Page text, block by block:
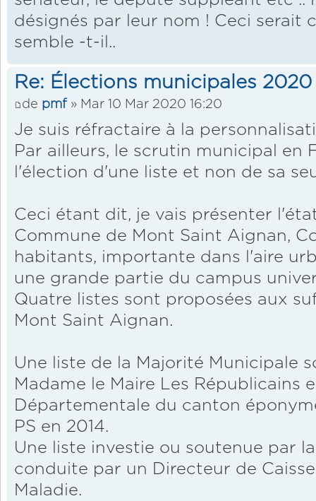
désignés par leur nom ! Ceci serait
semble -t-il..
Re: Élections municipales
de pmf» Mar 10 Mar 2020 16:20
Je suis réfractaire à la
Par ailleurs, le scrutin municipal en
l'élection d'une liste et non de sa
Ceci étant dit, je vais présenter
Commune de Mont Saint Aignan,
habitants, importante dans l'aire
une grande partie du campus
Quatre listes sont proposées aux
Mont Saint Aignan.
Une liste de la Majorité Municipale
Madame le Maire Les Républicains
Départementale du canton
PS en 2014.
Une liste investie ou soutenue par
conduite par un Directeur de
Maladie.